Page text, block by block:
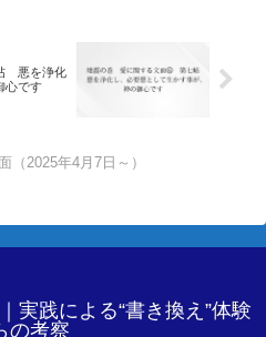
悪を浄化
心です
（2025年4月7日～）
実践による“書き換え”体験
の考察